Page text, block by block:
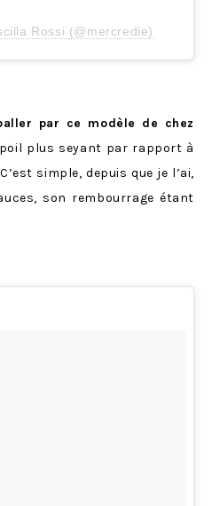
Rossi (@mercredie)
par ce modèle de chez
plus seyant par rapport à
simple, depuis que je l’ai,
son rembourrage étant